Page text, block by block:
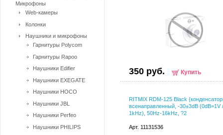
350 руб. Купить
RITMIX RDM-125 Black
всенаправленный, -30±3dB (0dB=1V
1kHz), 50Hz-16kHz, ?2
Арт. 11131536
Микрофоны
Web-камеры
Колонки
Наушники и микрофоны
Гарнитуры Polycom
Гарнитуры Rapoo
Наушники Edifier
Наушники EXEGATE
Наушники HOCO
Наушники JBL
Наушники Perfeo
Наушники PHILIPS